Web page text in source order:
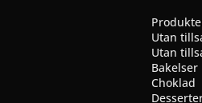
Utan
Utan
Bakelser
Choklad